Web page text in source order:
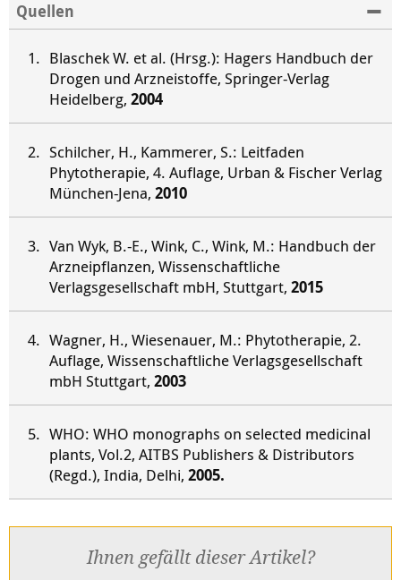
Quellen
Blaschek W. et al. (Hrsg.): Hagers Handbuch der
Drogen und Arzneistoffe, Springer-Verlag
Heidelberg, 2004
Schilcher, H., Kammerer, S.: Leitfaden
Phytotherapie, 4. Auflage, Urban & Fischer Verlag
München-Jena, 2010
Van Wyk, B.-E., Wink, C., Wink, M.: Handbuch der
Arzneipflanzen, Wissenschaftliche
Verlagsgesellschaft mbH, Stuttgart, 2015
Wagner, H., Wiesenauer, M.: Phytotherapie, 2.
Auflage, Wissenschaftliche Verlagsgesellschaft
mbH Stuttgart, 2003
WHO: WHO monographs on selected medicinal
plants, Vol.2, AITBS Publishers & Distributors
(Regd.), India, Delhi, 2005.
Ihnen gefällt dieser Artikel?